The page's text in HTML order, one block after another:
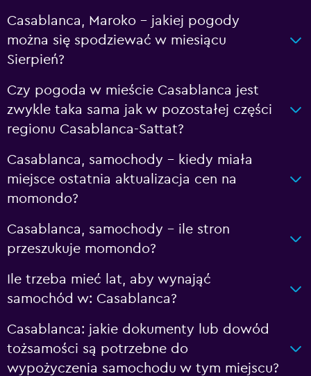
Casablanca, Maroko - jakiej pogody
można się spodziewać w miesiącu
Sierpień?
Czy pogoda w mieście Casablanca jest
zwykle taka sama jak w pozostałej części
regionu Casablanca-Sattat?
Casablanca, samochody – kiedy miała
miejsce ostatnia aktualizacja cen na
momondo?
Casablanca, samochody – ile stron
przeszukuje momondo?
Ile trzeba mieć lat, aby wynająć
samochód w: Casablanca?
Casablanca: jakie dokumenty lub dowód
tożsamości są potrzebne do
wypożyczenia samochodu w tym miejscu?